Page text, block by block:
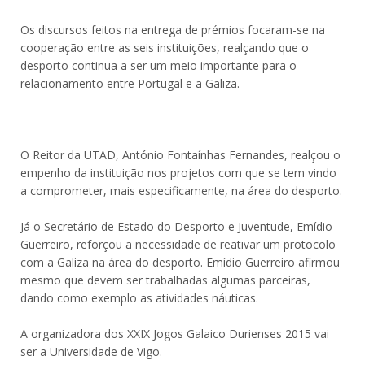
Os discursos feitos na entrega de prémios focaram-se na
cooperação entre as seis instituições, realçando que o
desporto continua a ser um meio importante para o
relacionamento entre Portugal e a Galiza.
O Reitor da UTAD, António Fontaínhas Fernandes, realçou o
empenho da instituição nos projetos com que se tem vindo
a comprometer, mais especificamente, na área do desporto.
Já o Secretário de Estado do Desporto e Juventude, Emídio
Guerreiro, reforçou a necessidade de reativar um protocolo
com a Galiza na área do desporto. Emídio Guerreiro afirmou
mesmo que devem ser trabalhadas algumas parceiras,
dando como exemplo as atividades náuticas.
A organizadora dos XXIX Jogos Galaico Durienses 2015 vai
ser a Universidade de Vigo.